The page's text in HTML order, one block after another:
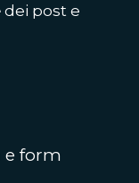
dei post e
e form